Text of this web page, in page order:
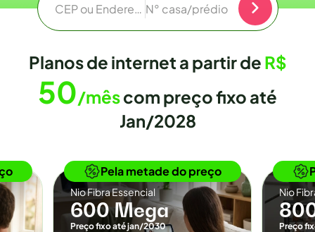
CEP ou EndereçoN° casa/prédio
Planos de internet a partir de R$
50/mêscom preço fixo até
Jan/2028
Novidade
Nio Fibra Essencial
600 Mega
Preço fixo até jan/2030
Pela metade do preço
Nio
Preço